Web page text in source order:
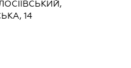
14